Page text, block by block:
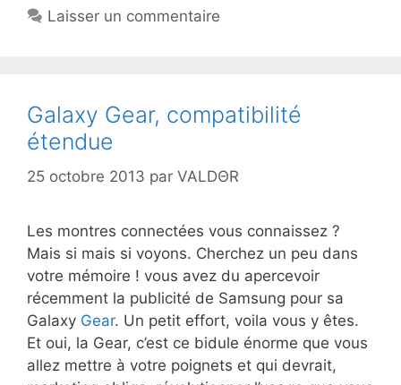
Laisser un commentaire
Galaxy Gear, compatibilité
étendue
25 octobre 2013 par VALDΘR
Les montres connectées vous connaissez ?
Mais si mais si voyons. Cherchez un peu dans
votre mémoire ! vous avez du apercevoir
récemment la publicité de Samsung pour sa
Galaxy Gear. Un petit effort, voila vous y êtes.
Et oui, la Gear, c’est ce bidule énorme que vous
allez mettre à votre poignets et qui devrait,